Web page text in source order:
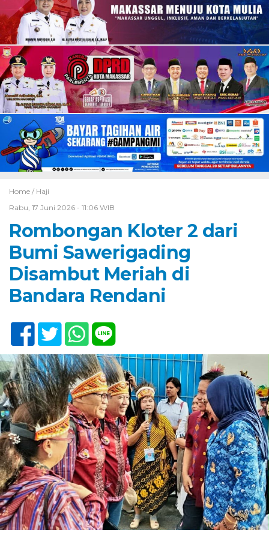
Home / Haji
Rabu, 17 Juni 2026 - 11:06 WIB
Rombongan Kloter 2 dari
Bumi Sawerigading
Disambut Meriah di
Bandara Rendani